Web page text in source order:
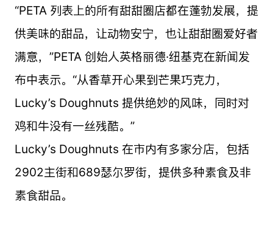
“PETA 列表上的所有甜甜圈店都在蓬勃发展，提
供美味的甜品，让动物安宁，也让甜甜圈爱好者
满意，”PETA 创始人英格丽德·纽基克在新闻发
布中表示。“从香草开心果到芒果巧克力，
Lucky’s Doughnuts 提供绝妙的风味，同时对
鸡和牛没有一丝残酷。”
Lucky’s Doughnuts 在市内有多家分店，包括
2902主街和689瑟尔罗街，提供多种素食及非
素食甜品。